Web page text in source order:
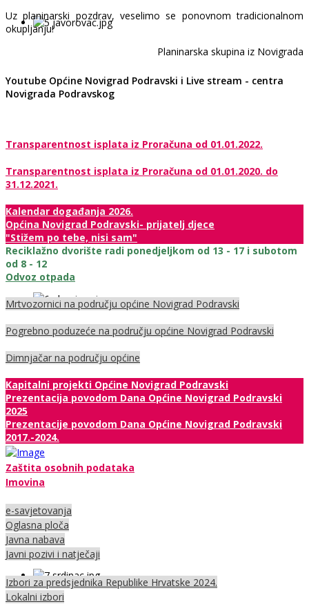
Uz planinarski pozdrav, veselimo se ponovnom tradicionalnom
okupljanju!
Planinarska skupina iz Novigrada
Youtube Općine Novigrad Podravski i Live stream - centra
Novigrada Podravskog
Transparentnost isplata iz Proračuna od 01.01.2022.
Transparentnost isplata iz Proračuna od 01.01.2020. do
31.12.2021.
Kalendar događanja 2026.
Općina Novigrad Podravski- prijatelj djece
"Stižem po tebe, nisi sam"
Reciklažno dvorište radi ponedjeljkom od 13 - 17 i subotom
od 8 - 12
Odvoz otpada
Mrtvozornici na području općine Novigrad Podravski
Pogrebno poduzeće na području općine Novigrad Podravski
Dimnjačar na području općine
Kapitalni projekti Općine Novigrad Podravski
Prezentacija povodom Dana Općine Novigrad Podravski
2025
Prezentacije povodom Dana Općine Novigrad Podravski
2017.-2024.
Zaštita osobnih podataka
Imovina
e-savjetovanja
Oglasna ploča
Javna nabava
Javni pozivi i natječaji
Izbori za predsjednika Republike Hrvatske 2024.
Lokalni izbori